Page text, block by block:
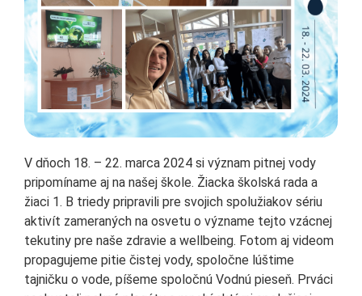
V dňoch 18. – 22. marca 2024 si význam pitnej vody
pripomíname aj na našej škole. Žiacka školská rada a
žiaci 1. B triedy pripravili pre svojich spolužiakov sériu
aktivít zameraných na osvetu o význame tejto vzácnej
tekutiny pre naše zdravie a wellbeing. Fotom aj videom
propagujeme pitie čistej vody, spoločne lúštime
tajničku o vode, píšeme spoločnú Vodnú pieseň. Prváci